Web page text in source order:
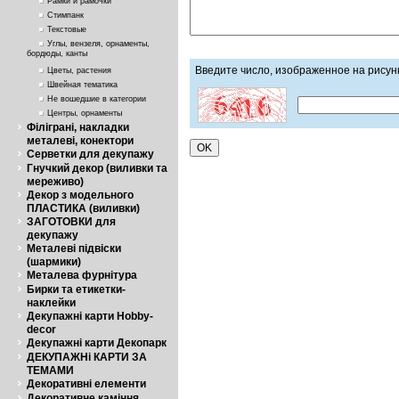
Стимпанк
Текстовые
Углы, вензеля, орнаменты,
бордюды, канты
Цветы, растения
Швейная тематика
Не вошедшие в категории
Центры, орнаменты
Філіграні, накладки
металеві, конектори
Серветки для декупажу
Гнучкий декор (виливки та
мереживо)
Декор з модельного
ПЛАСТИКА (виливки)
ЗАГОТОВКИ для
декупажу
Металеві підвіски
(шармики)
Металева фурнітура
Бирки та етикетки-
наклейки
Декупажні карти Hobby-
decor
Декупажні карти Декопарк
ДЕКУПАЖНі КАРТИ ЗА
ТЕМАМИ
Декоративні елементи
Введите число, изображенное на